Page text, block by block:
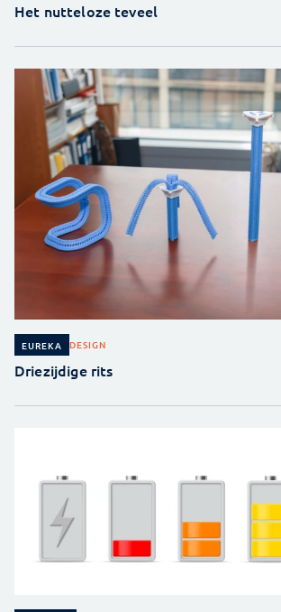
Het nutteloze teveel
EUREKA DESIGN
Driezijdige rits